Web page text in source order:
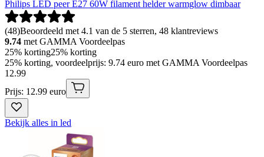
Philips LED peer E27 60W filament helder warmglow dimbaar
(48)Beoordeeld met 4.1 van de 5 sterren, 48 klantreviews
9.74 met GAMMA Voordeelpas
25% korting25% korting
25% korting, voordeelprijs: 9.74 euro met GAMMA Voordeelpas
12.99
Prijs: 12.99 euro
Bekijk alles in led